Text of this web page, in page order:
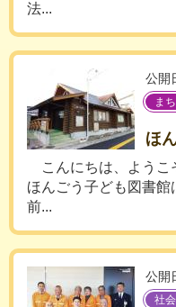
法...
公開
ま
ほ
こんにちは、ようこ
ほんごう子ども図書
前...
公開
社